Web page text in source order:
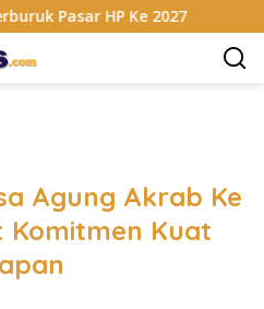
HP Ke 2027
Agung Akrab Ke
Komitmen Kuat